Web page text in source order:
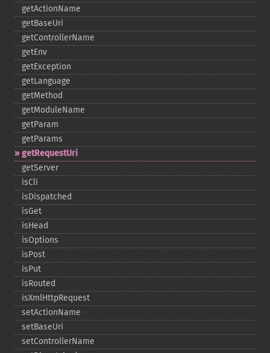
getActionName
getBaseUri
getControllerName
getEnv
getException
getLanguage
getMethod
getModuleName
getParam
getParams
getRequestUri
getServer
isCli
isDispatched
isGet
isHead
isOptions
isPost
isPut
isRouted
isXmlHttpRequest
setActionName
setBaseUri
setControllerName